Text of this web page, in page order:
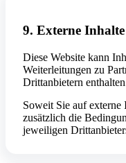
9. Externe
Diese Website kann
Weiterleitungen zu
Drittanbietern
Soweit Sie auf externe
zusätzlich die
jeweiligen